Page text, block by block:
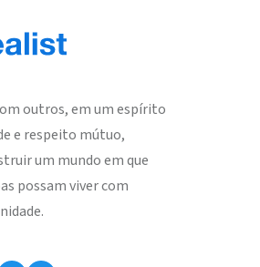
outros, em um espírito
e respeito mútuo,
um mundo em que
possam viver com